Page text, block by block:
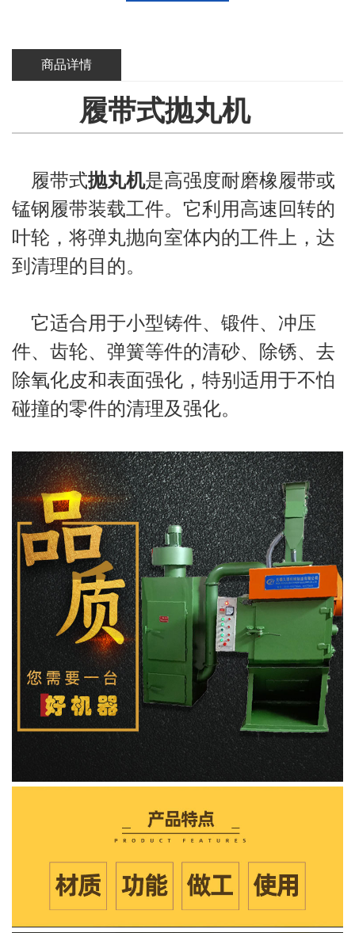
商品详情
履带式抛丸机
履带式抛丸机是高强度耐磨橡履带或
锰钢履带装载工件。它利用高速回转的
叶轮，将弹丸抛向室体内的工件上，达
到清理的目的。
它适合用于小型铸件、锻件、冲压
件、齿轮、弹簧等件的清砂、除锈、去
除氧化皮和表面强化，特别适用于不怕
碰撞的零件的清理及强化。